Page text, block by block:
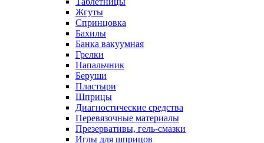
Жгуты
Спринцовка
Бахилы
Банка вакуумная
Грелки
Напальчник
Беруши
Пластыри
Шприцы
Диагностические средства
Перевязочные материалы
Презервативы, гель-смазки
Иглы для шприцов